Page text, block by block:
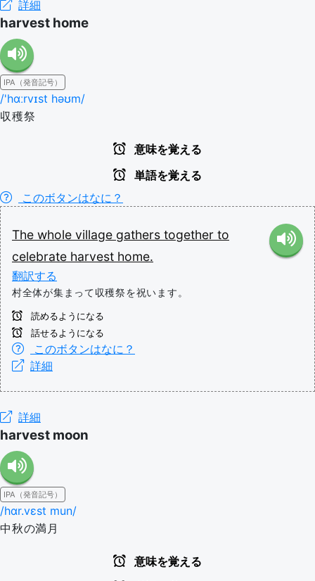
詳細
harvest home
IPA（発音記号）
/'hɑːrvɪst həʊm/
収穫祭
意味を覚える
単語を覚える
このボタンはなに？
The whole village gathers together to
celebrate harvest home.
翻訳する
村全体が集まって収穫祭を祝います。
読めるようになる
話せるようになる
このボタンはなに？
詳細
詳細
harvest moon
IPA（発音記号）
/hɑr.vɛst mun/
中秋の満月
意味を覚える